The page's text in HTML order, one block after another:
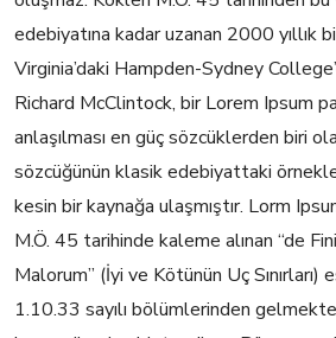
edebiyatına kadar uzanan 2000 yıllık
Virginia’daki Hampden-Sydney
Richard McClintock, bir Lorem Ipsum
anlaşılması en güç sözcüklerden biri
sözcüğünün klasik edebiyattaki
kesin bir kaynağa ulaşmıştır. Lorm
M.Ö. 45 tarihinde kaleme alınan “de
Malorum” (İyi ve Kötünün Uç
1.10.33 sayılı bölümlerinden